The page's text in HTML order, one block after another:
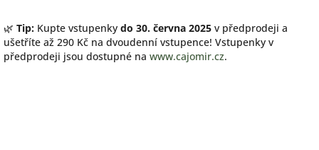
🌿 Tip: Kupte vstupenky do 30. června 2025 v předprodeji a
ušetříte až 290 Kč na dvoudenní vstupence! Vstupenky v
předprodeji jsou dostupné na www.cajomir.cz.